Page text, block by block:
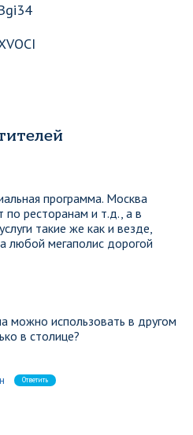
программа. Москва
по ресторанам и т.д., а в
такие же как и везде,
любой мегаполис дорогой
можно использовать в другом
в столице?
Ответить